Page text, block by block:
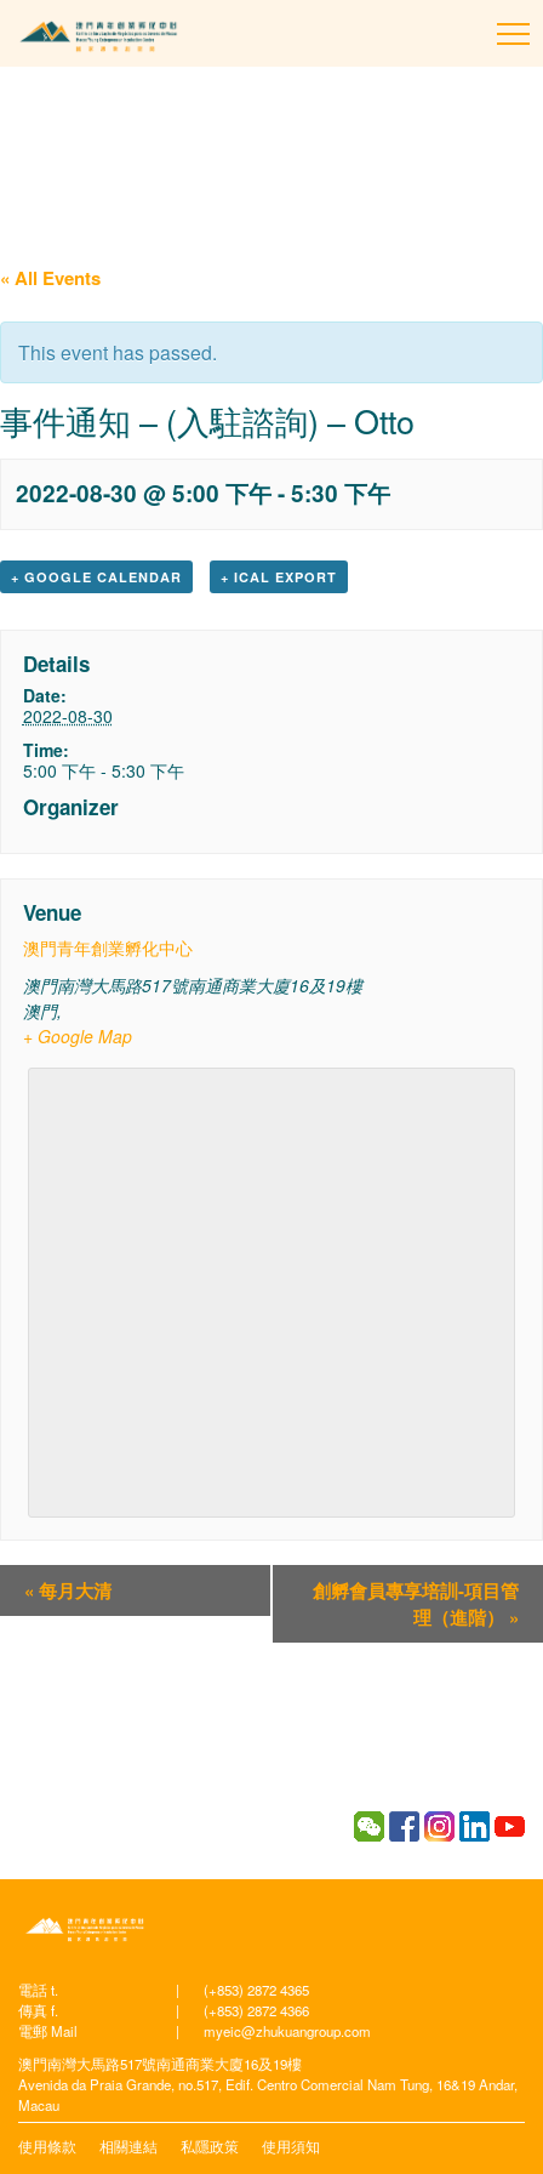
« All Events
This event has passed.
事件通知 – (入駐諮詢) – Otto
2022-08-30 @ 5:00 下午-5:30 下午
+ GOOGLE CALENDAR + ICAL EXPORT
Details
Date:
2022-08-30
Time:
5:00 下午 - 5:30 下午
Organizer
Venue
澳門青年創業孵化中心
澳門南灣大馬路517號南通商業大廈16及19樓
澳門,
+ Google Map
« 每月大清
創孵會員專享培訓-項目管
理（進階） »
電話 t. |
(+853) 2872 4365
傳真 f.
|
(+853) 2872 4366
電郵 Mail
|
myeic@zhukuangroup.com
澳門南灣大馬路517號南通商業大廈16及19樓
Avenida da Praia Grande, no.517, Edif. Centro Comercial Nam Tung, 16&19 Andar,
Macau
使用條款 相關連結 私隱政策 使用須知